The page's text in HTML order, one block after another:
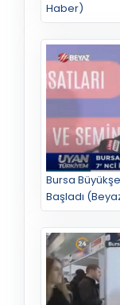
Haber)
Bursa
Başladı